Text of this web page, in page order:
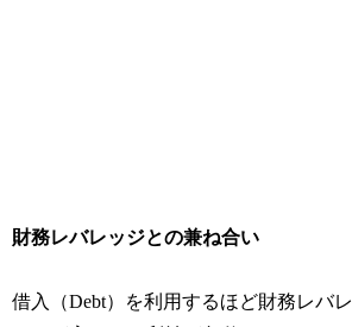
財務レバレッジとの兼ね合い
借入（Debt）を利用するほど財務レバレ